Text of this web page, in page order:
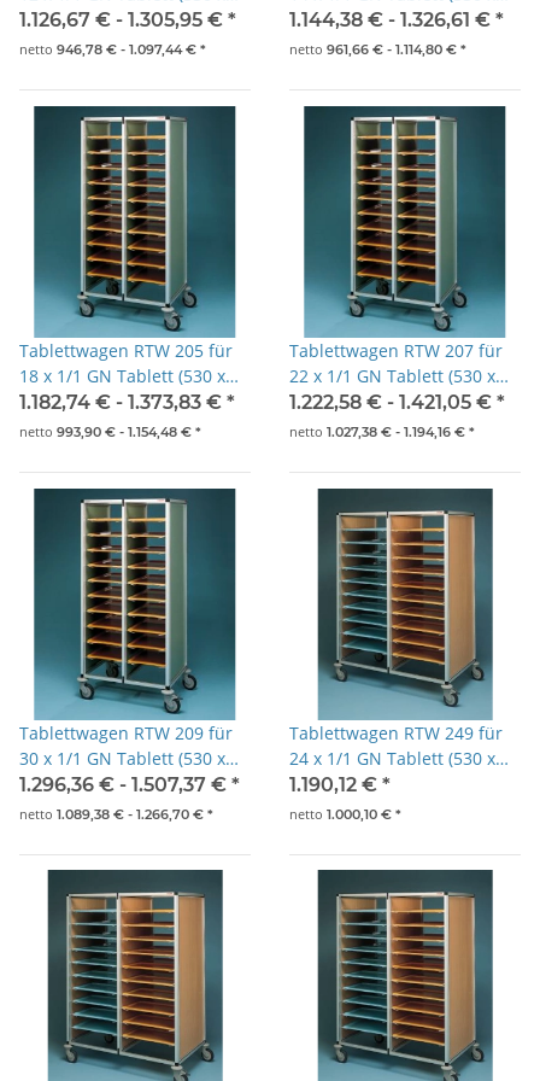
325mm)
1.126,67 € - 1.305,95 € *
netto 946,78 € - 1.097,44 € *
325mm)
1.144,38 € - 1.326,61 € *
netto 961,66 € - 1.114,80 € *
Tablettwagen RTW 205 für
18 x 1/1 GN Tablett (530 x
325mm)
1.182,74 € - 1.373,83 € *
netto 993,90 € - 1.154,48 € *
Tablettwagen RTW 207 für
22 x 1/1 GN Tablett (530 x
325mm)
1.222,58 € - 1.421,05 € *
netto 1.027,38 € - 1.194,16 € *
Tablettwagen RTW 209 für
30 x 1/1 GN Tablett (530 x
325mm)
1.296,36 € - 1.507,37 € *
netto 1.089,38 € - 1.266,70 € *
Tablettwagen RTW 249 für
24 x 1/1 GN Tablett (530 x
325mm)
1.190,12 € *
netto 1.000,10 € *